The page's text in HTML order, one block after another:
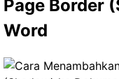
Page Border
Word